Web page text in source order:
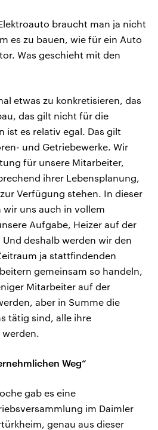
braucht man ja nicht
es zu bauen, wie für ein Auto
Was geschieht mit den
etwas zu konkretisieren, das
das gilt nicht für die
ist es relativ egal. Das gilt
und Getriebewerke. Wir
für unsere Mitarbeiter,
ihrer Lebensplanung,
Verfügung stehen. In dieser
uns auch in vollem
Aufgabe, Heizer auf der
Und deshalb werden wir den
ja stattfindenden
gemeinsam so handeln,
Mitarbeiter auf der
aber in Summe die
tätig sind, alle ihre
Weg“
gab es eine
im Daimler
genau aus dieser